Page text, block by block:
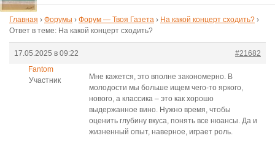
Главная › Форумы › Форум — Твоя Газета › На какой концерт сходить? ›
Ответ в теме: На какой концерт сходить?
17.05.2025 в 09:22
#21682
Fantom
Участник
Мне кажется, это вполне закономерно. В
молодости мы больше ищем чего-то яркого,
нового, а классика – это как хорошо
выдержанное вино. Нужно время, чтобы
оценить глубину вкуса, понять все нюансы. Да и
жизненный опыт, наверное, играет роль.